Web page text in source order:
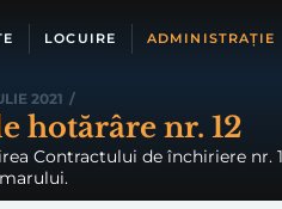
LOCUIRE ADMINISTRAȚIE
2021 /
hotărâre nr. 12
Contractului de închiriere nr.